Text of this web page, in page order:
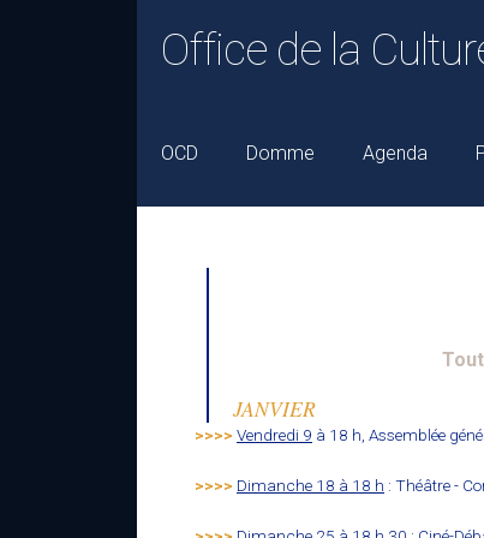
Office de la
OCD Domme Agenda
JANVIER
>>>> Vendredi 9 à 18 h, Assemblée
>>>> Dimanche 18 à 18 h : Théâtre -